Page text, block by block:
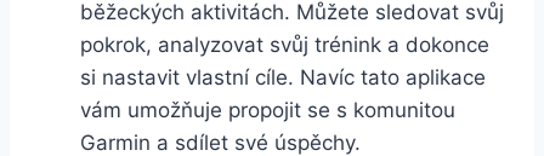
běžeckých aktivitách. Můžete sledovat svůj
pokrok, analyzovat svůj trénink a dokonce
si nastavit vlastní cíle. Navíc tato aplikace
vám umožňuje propojit se s komunitou
Garmin a sdílet své úspěchy.